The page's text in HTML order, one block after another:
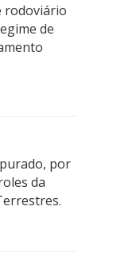
rodoviário
de
por
da